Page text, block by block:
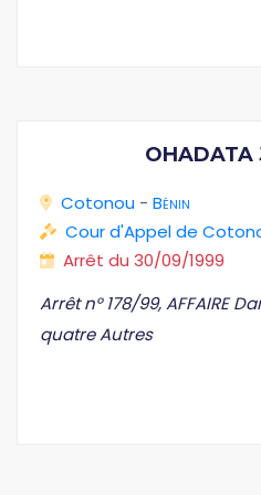
Cotonou - Bénin
Cour d'Appel de
Arrêt du 30/09/1999
Arrêt n° 178/99, AFFAIRE
quatre Autres